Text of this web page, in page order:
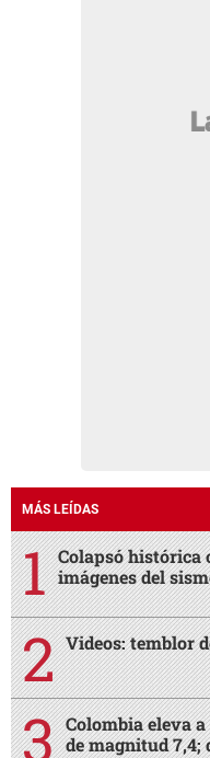
MÁS LEÍDAS
Colapsó histórica
imágenes del
Videos: temblor
Colombia eleva
de magnitud 7,4;